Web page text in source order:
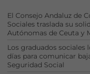
El Consejo Andaluz de
Sociales traslada su
Autónomas de Ceuta y
Los graduados sociales
días para comunicar
Seguridad Social